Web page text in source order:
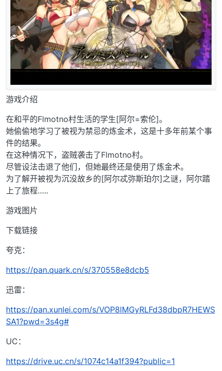
游戏介绍
在和平的Flmotno村生活的学生[阿尔=索伦]。
她偷偷地学习了被视为禁忌的炼金术，这是十多年前某个事
件的结果。
在这种情况下，盗贼袭击了Flmotno村。
尽管设法击退了他们，但她最终还是使用了炼金术。
为了解开被视为沉没故乡的[阿尔忒弥斯珀尔]之谜，阿尔踏
上了旅程…..
游戏图片
下载链接
夸克：
https://pan.quark.cn/s/370558e8dcb5
迅雷：
https://pan.xunlei.com/s/VOP8lMGyRLFd38dbpR7HEWS
SA1?pwd=3s4g#
UC：
https://drive.uc.cn/s/1074c14a1f394?public=1